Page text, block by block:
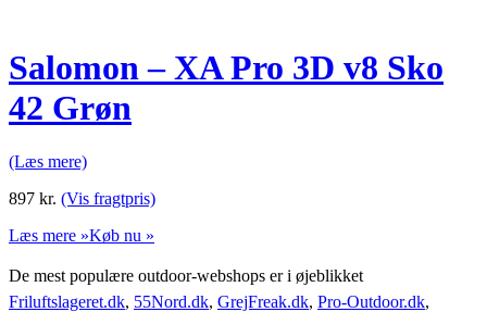
Salomon – XA Pro 3D v8 Sko
42 Grøn
(Læs mere)
897 kr. (Vis fragtpris)
Læs mere »Køb nu »
De mest populære outdoor-webshops er i øjeblikket
Friluftslageret.dk, 55Nord.dk, GrejFreak.dk, Pro-Outdoor.dk,